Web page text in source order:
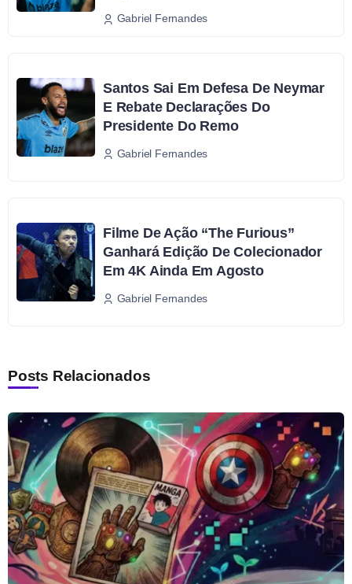
Gabriel Fernandes
Santos Sai Em Defesa De Neymar
E Rebate Declarações Do
Presidente Do Remo
Gabriel Fernandes
Filme De Ação “The Furious”
Ganhará Edição De Colecionador
Em 4K Ainda Em Agosto
Gabriel Fernandes
Posts Relacionados